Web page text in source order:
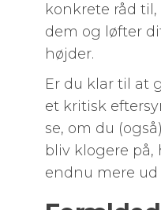
konkrete råd
dem og løfter
højder.
Er du klar til at
et kritisk
se, om du
bliv klogere
endnu mere ud